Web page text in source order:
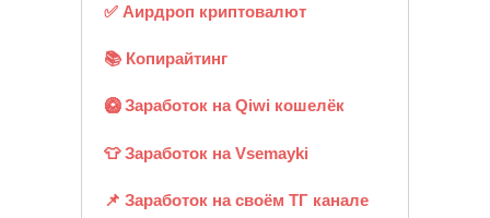
✅ Аирдроп криптовалют
📚 Копирайтинг
🥝 Заработок на Qiwi кошелёк
👕 Заработок на Vsemayki
📌 Заработок на своём ТГ канале